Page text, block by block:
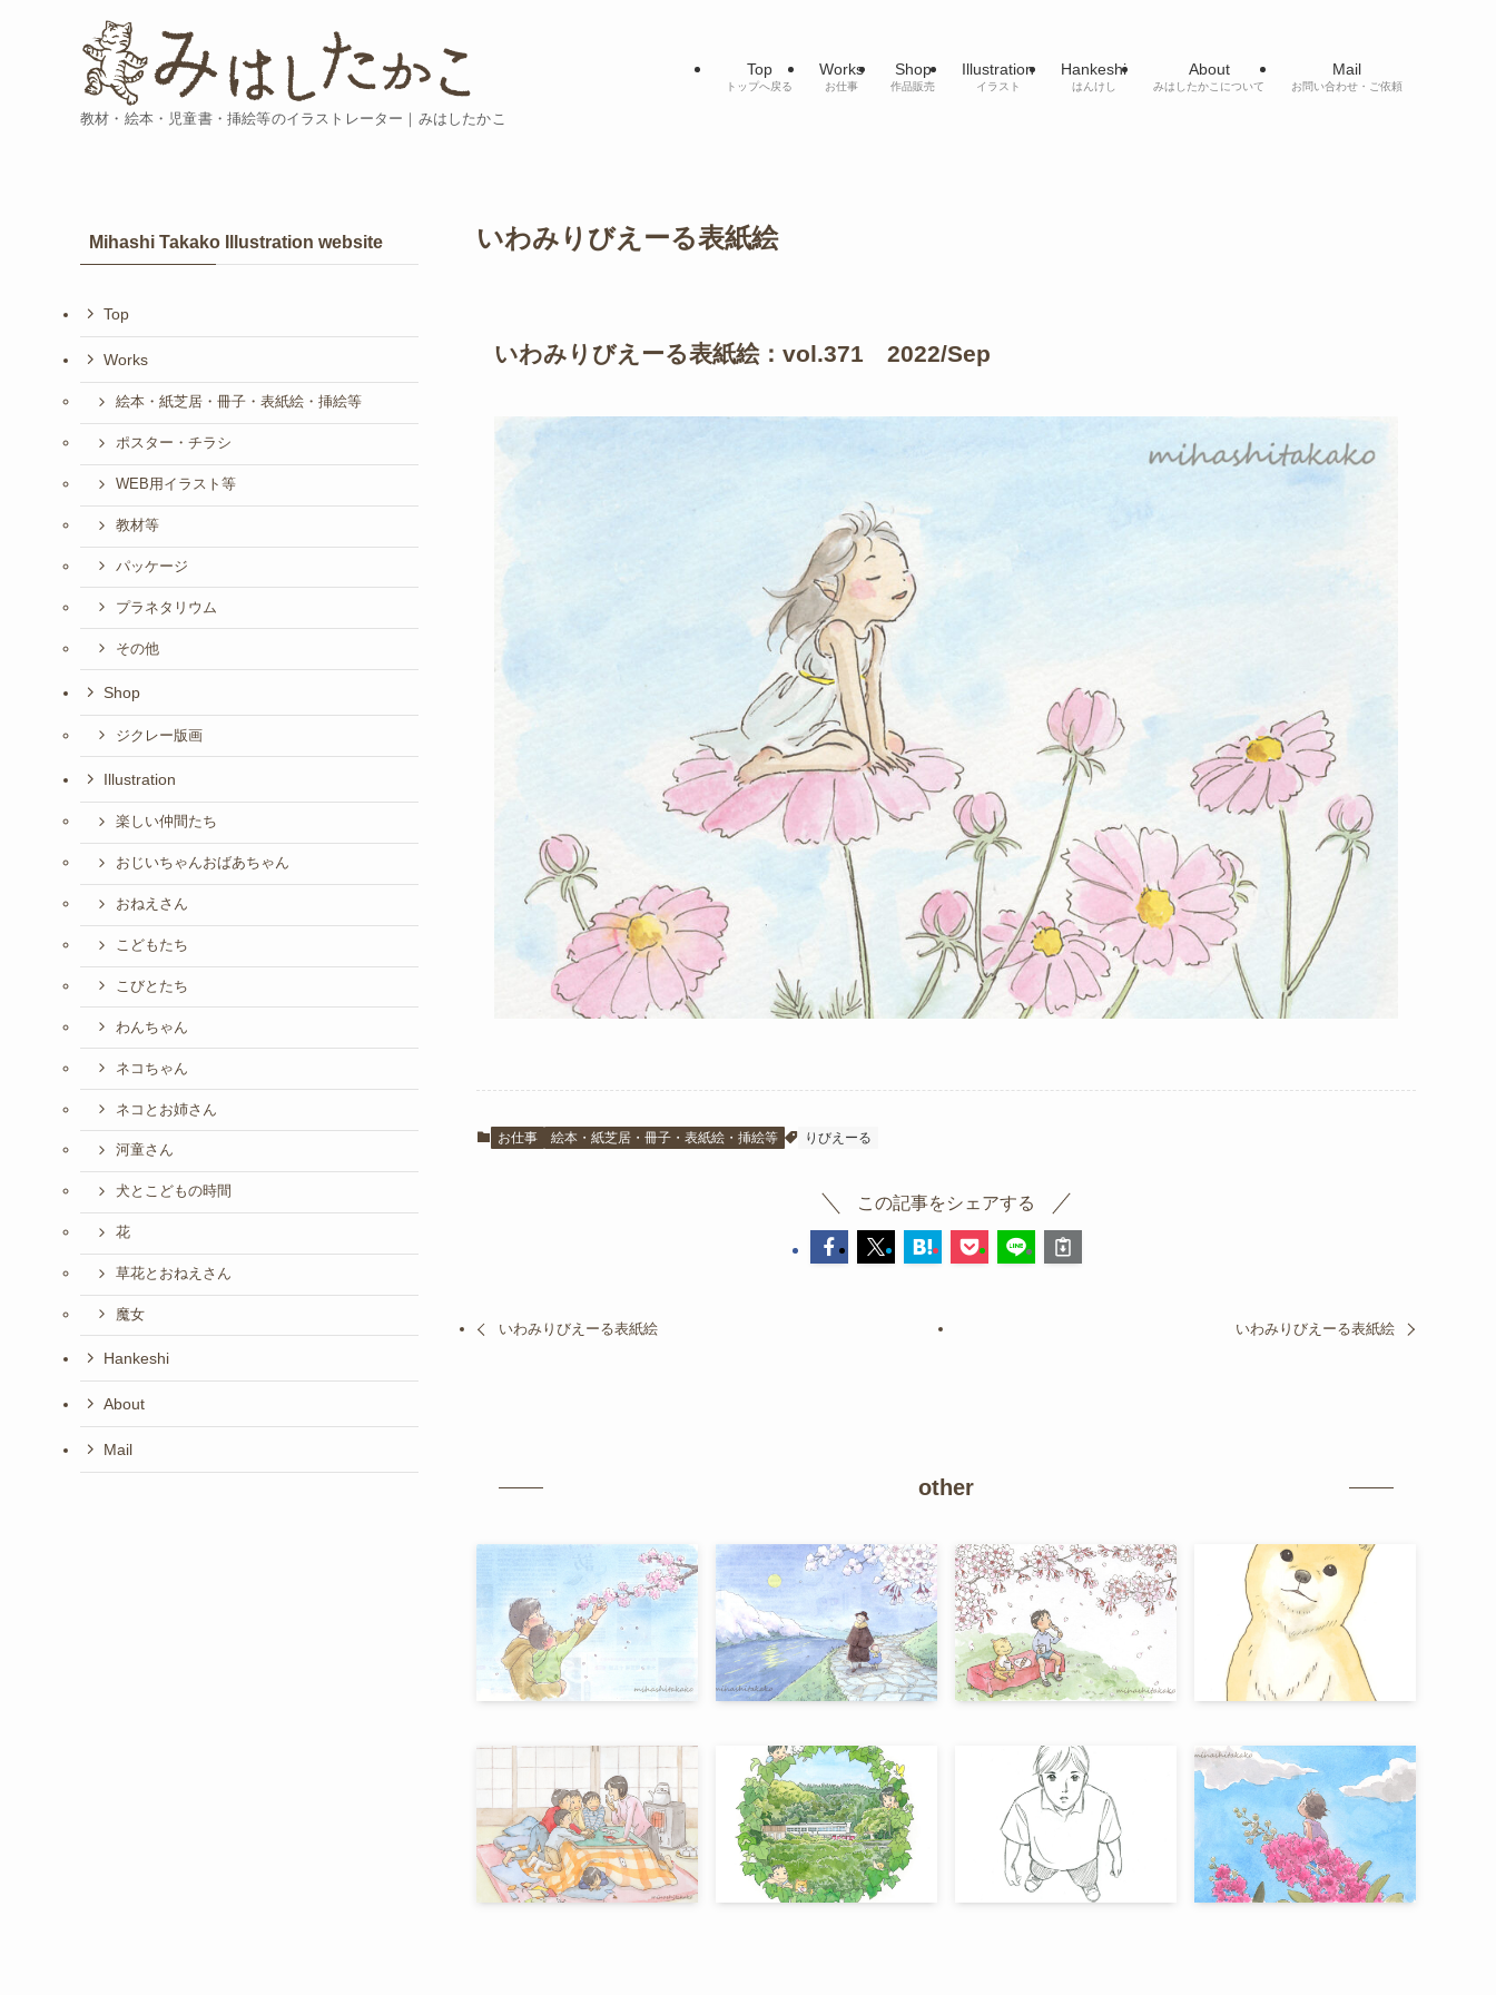
教材・絵本・児童書・挿絵等のイラストレーター｜みはしたかこ
Top
トップへ戻る
Works
お仕事
Shop
作品販売
Illustration
イラスト
Hankeshi
はんけし
About
みはしたかこについて
Mail
お問い合わせ・ご依頼
いわみりびえーる表紙絵
いわみりびえーる表紙絵：vol.371 2022/Sep
お仕事 絵本・紙芝居・冊子・表紙絵・挿絵等 りびえーる
この記事をシェアする
いわみりびえーる表紙絵 いわみりびえーる表紙絵
other
Mihashi Takako Illustration website
Top
Works
絵本・紙芝居・冊子・表紙絵・挿絵等
ポスター・チラシ
WEB用イラスト等
教材等
パッケージ
プラネタリウム
その他
Shop
ジクレー版画
Illustration
楽しい仲間たち
おじいちゃんおばあちゃん
おねえさん
こどもたち
こびとたち
わんちゃん
ネコちゃん
ネコとお姉さん
河童さん
犬とこどもの時間
花
草花とおねえさん
魔女
Hankeshi
About
Mail